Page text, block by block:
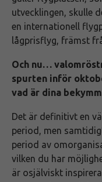
utvecklingen, skulle
en internationell
lågprisflyg, främst
Och nu…
spurten inför
vad är dina
Det är definitivt en
period, men
period av
vilken du har
är osjälviskt